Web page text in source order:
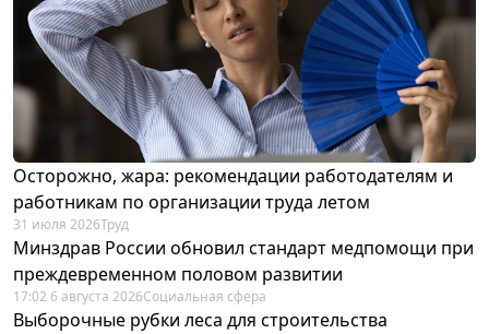
Осторожно, жара: рекомендации работодателям и
работникам по организации труда летом
31 июля 2026Труд
Минздрав России обновил стандарт медпомощи при
преждевременном половом развитии
17:02 6 августа 2026Социальная сфера
Выборочные рубки леса для строительства